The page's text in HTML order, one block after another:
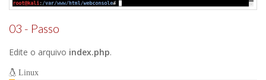
03 - Passo
Edite o arquivo index.php.
Linux